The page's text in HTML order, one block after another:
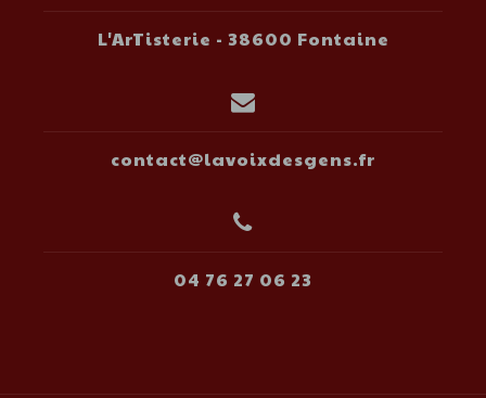
L'ArTisterie - 38600 Fontaine
contact@lavoixdesgens.fr
04 76 27 06 23